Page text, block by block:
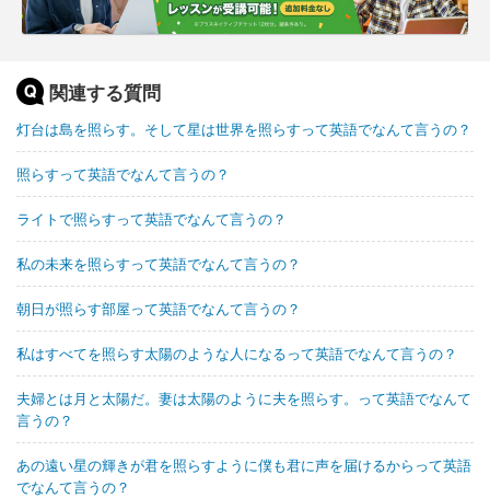
関連する質問
灯台は島を照らす。そして星は世界を照らすって英語でなんて言うの？
照らすって英語でなんて言うの？
ライトで照らすって英語でなんて言うの？
私の未来を照らすって英語でなんて言うの？
朝日が照らす部屋って英語でなんて言うの？
私はすべてを照らす太陽のような人になるって英語でなんて言うの？
夫婦とは月と太陽だ。妻は太陽のように夫を照らす。って英語でなんて
言うの？
あの遠い星の輝きが君を照らすように僕も君に声を届けるからって英語
でなんて言うの？